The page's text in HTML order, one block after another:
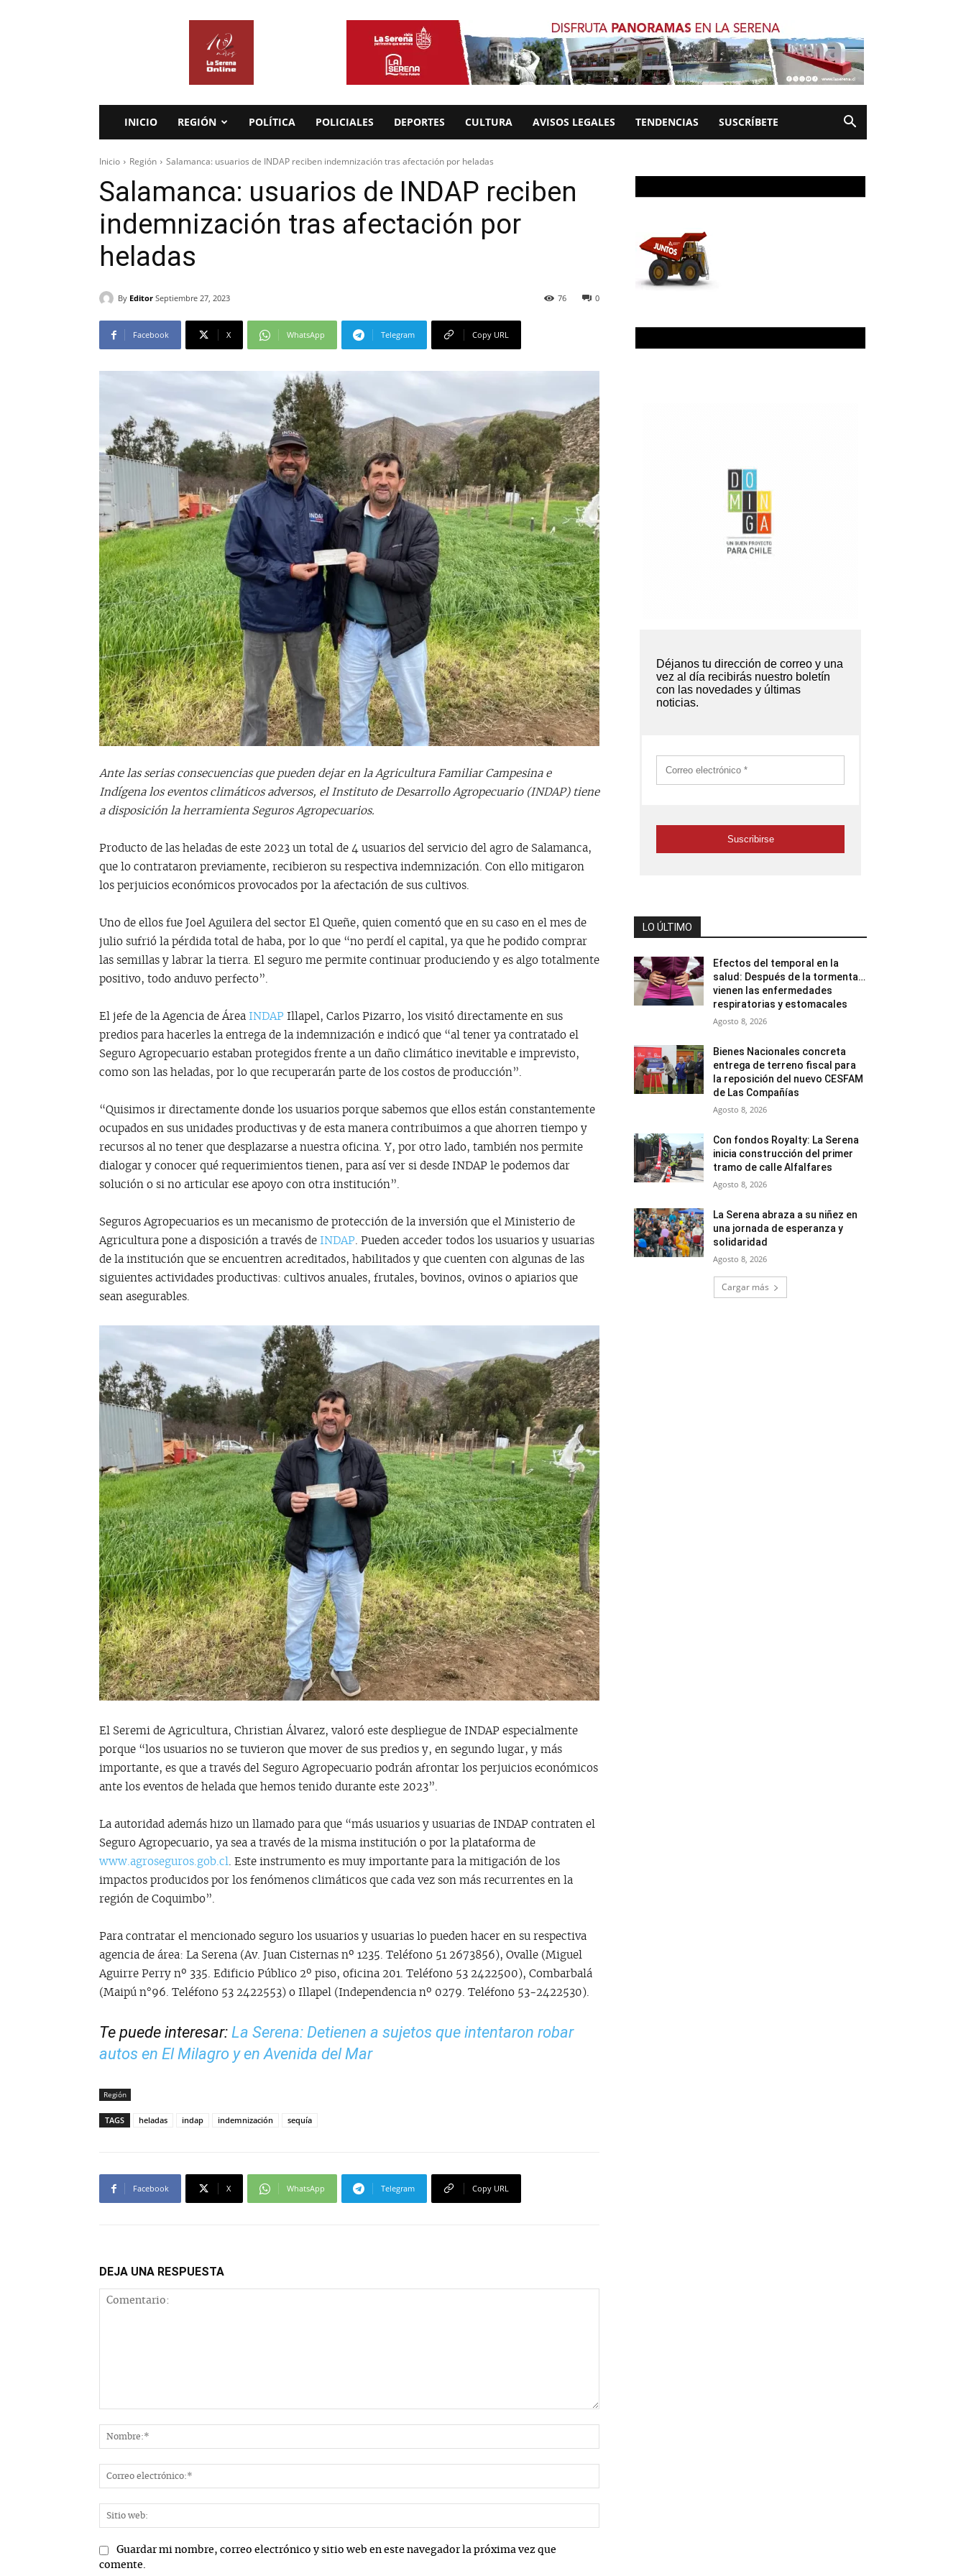
INICIO REGIÓN POLÍTICA POLICIALES DEPORTES CULTURA AVISOS LEGALES TENDENCIAS SUSCRÍBETE
Inicio Región Salamanca: usuarios de INDAP reciben indemnización tras afectación por heladas
Salamanca: usuarios de INDAP reciben
indemnización tras afectación por
heladas
By Editor Septiembre 27, 2023 0
76
Facebook X WhatsApp Telegram Copy URL
Ante las serias consecuencias que pueden dejar en la Agricultura Familiar Campesina e
Indígena los eventos climáticos adversos, el Instituto de Desarrollo Agropecuario (INDAP) tiene
a disposición la herramienta Seguros Agropecuarios.
Producto de las heladas de este 2023 un total de 4 usuarios del servicio del agro de Salamanca,
que lo contrataron previamente, recibieron su respectiva indemnización. Con ello mitigaron
los perjuicios económicos provocados por la afectación de sus cultivos.
Uno de ellos fue Joel Aguilera del sector El Queñe, quien comentó que en su caso en el mes de
julio sufrió la pérdida total de haba, por lo que “no perdí el capital, ya que he podido comprar
las semillas y labrar la tierra. El seguro me permite continuar produciendo y es algo totalmente
positivo, todo anduvo perfecto”.
El jefe de la Agencia de Área INDAP Illapel, Carlos Pizarro, los visitó directamente en sus
predios para hacerles la entrega de la indemnización e indicó que “al tener ya contratado el
Seguro Agropecuario estaban protegidos frente a un daño climático inevitable e imprevisto,
como son las heladas, por lo que recuperarán parte de los costos de producción”.
“Quisimos ir directamente donde los usuarios porque sabemos que ellos están constantemente
ocupados en sus unidades productivas y de esta manera contribuimos a que ahorren tiempo y
recursos al no tener que desplazarse a nuestra oficina. Y, por otro lado, también nos permite
dialogar y conocer qué requerimientos tienen, para así ver si desde INDAP le podemos dar
solución o si no articular ese apoyo con otra institución”.
Seguros Agropecuarios es un mecanismo de protección de la inversión que el Ministerio de
Agricultura pone a disposición a través de INDAP. Pueden acceder todos los usuarios y usuarias
de la institución que se encuentren acreditados, habilitados y que cuenten con algunas de las
siguientes actividades productivas: cultivos anuales, frutales, bovinos, ovinos o apiarios que
sean asegurables.
El Seremi de Agricultura, Christian Álvarez, valoró este despliegue de INDAP especialmente
porque “los usuarios no se tuvieron que mover de sus predios y, en segundo lugar, y más
importante, es que a través del Seguro Agropecuario podrán afrontar los perjuicios económicos
ante los eventos de helada que hemos tenido durante este 2023”.
La autoridad además hizo un llamado para que “más usuarios y usuarias de INDAP contraten el
Seguro Agropecuario, ya sea a través de la misma institución o por la plataforma de
www.agroseguros.gob.cl. Este instrumento es muy importante para la mitigación de los
impactos producidos por los fenómenos climáticos que cada vez son más recurrentes en la
región de Coquimbo”.
Para contratar el mencionado seguro los usuarios y usuarias lo pueden hacer en su respectiva
agencia de área: La Serena (Av. Juan Cisternas nº 1235. Teléfono 51 2673856), Ovalle (Miguel
Aguirre Perry nº 335. Edificio Público 2º piso, oficina 201. Teléfono 53 2422500), Combarbalá
(Maipú n°96. Teléfono 53 2422553) o Illapel (Independencia nº 0279. Teléfono 53-2422530).
Te puede interesar: La Serena: Detienen a sujetos que intentaron robar
autos en El Milagro y en Avenida del Mar
Región
TAGS heladas indap indemnización sequía
Facebook X WhatsApp Telegram Copy URL
DEJA UNA RESPUESTA
Guardar mi nombre, correo electrónico y sitio web en este navegador la próxima vez que
comente.
LO ÚLTIMO
Efectos del temporal en la
salud: Después de la tormenta…
vienen las enfermedades
respiratorias y estomacales
Agosto 8, 2026
Bienes Nacionales concreta
entrega de terreno fiscal para
la reposición del nuevo CESFAM
de Las Compañías
Agosto 8, 2026
Con fondos Royalty: La Serena
inicia construcción del primer
tramo de calle Alfalfares
Agosto 8, 2026
La Serena abraza a su niñez en
una jornada de esperanza y
solidaridad
Agosto 8, 2026
Cargar más